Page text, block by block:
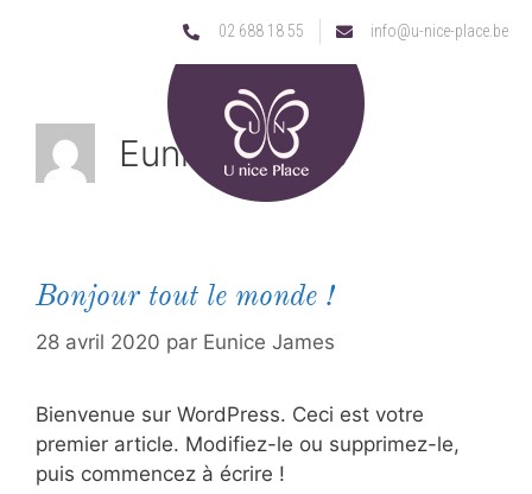
02 688 18 55 info@u-nice-place.be
Eunice James
Bonjour tout le monde !
28 avril 2020 par Eunice James
Bienvenue sur WordPress. Ceci est votre
premier article. Modifiez-le ou supprimez-le,
puis commencez à écrire !